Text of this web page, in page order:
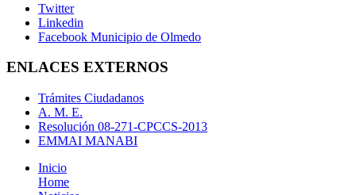
Twitter
Linkedin
Facebook Municipio de Olmedo
ENLACES EXTERNOS
Trámites Ciudadanos
A. M. E.
Resolución 08-271-CPCCS-2013
EMMAI MANABI
Inicio
Home